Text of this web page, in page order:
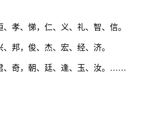
孝、悌，仁、义、礼、智、信。
邦，俊、杰、宏、经、济。
、奇，朝、廷、逢、玉、汝。……